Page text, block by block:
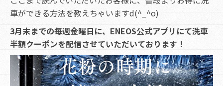
車ができる方法を教えちゃいますd(^_^o)
3月末までの毎週金曜日に、ENEOS公式アプリにて洗車
半額クーポンを配信させていただいております！